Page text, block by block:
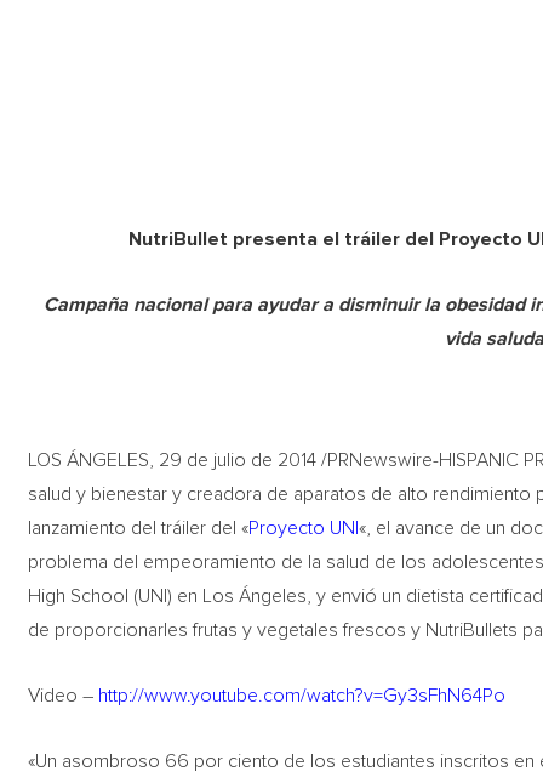
NutriBullet presenta el tráiler del Proyecto
Campaña nacional para ayudar a disminuir la obesidad
vida
LOS ÁNGELES, 29 de julio de 2014 /PRNewswire-HISPANIC
salud y bienestar y creadora de aparatos de alto rendimiento
lanzamiento del tráiler del «Proyecto UNI«, el avance de un
problema del empeoramiento de la salud de los
High School (UNI) en Los Ángeles, y envió un dietista
de proporcionarles frutas y vegetales frescos y NutriBullets
Video – http://www.youtube.com/watch?v=Gy3sFhN64Po
«Un asombroso 66 por ciento de los estudiantes inscritos